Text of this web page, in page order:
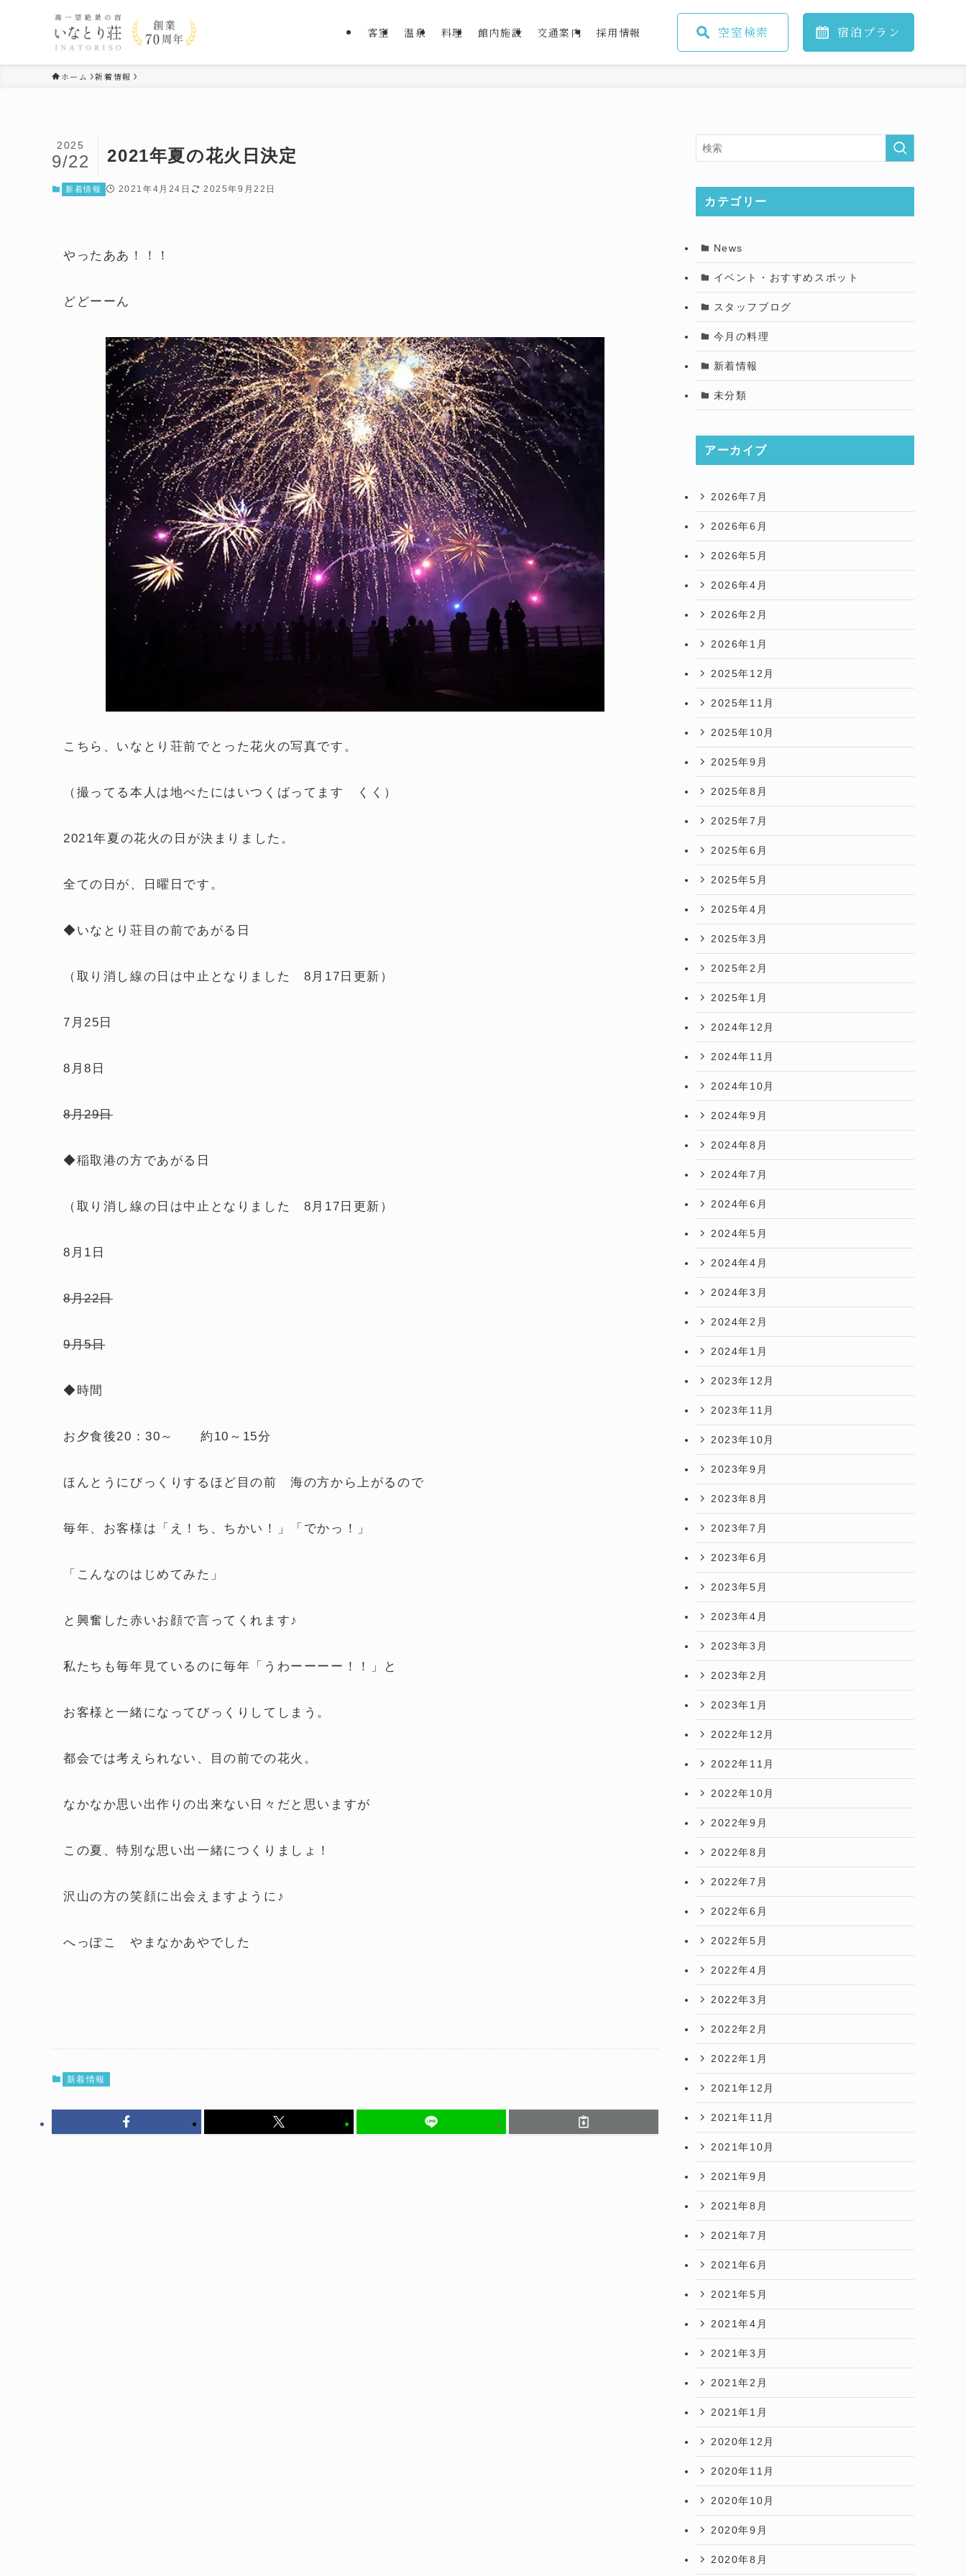
客室 温泉 料理 館内施設 交通案内 採用情報 空室検索 宿泊 プラン
ホーム 新着情報
2021年夏の花火日決定
2025
9/22
新着情報 2021年4月24日 2025年9月22日
やったああ！！！
どどーーん
こちら、いなとり荘前でとった花火の写真です。
（撮ってる本人は地べたにはいつくばってます くく）
2021年夏の花火の日が決まりました。
全ての日が、日曜日です。
◆いなとり荘目の前であがる日
（取り消し線の日は中止となりました 8月17日更新）
7月25日
8月8日
8月29日
◆稲取港の方であがる日
（取り消し線の日は中止となりました 8月17日更新）
8月1日
8月22日
9月5日
◆時間
お夕食後20：30～ 約10～15分
ほんとうにびっくりするほど目の前 海の方から上がるので
毎年、お客様は「え！ち、ちかい！」「でかっ！」
「こんなのはじめてみた」
と興奮した赤いお顔で言ってくれます♪
私たちも毎年見ているのに毎年「うわーーーー！！」と
お客様と一緒になってびっくりしてしまう。
都会では考えられない、目の前での花火。
なかなか思い出作りの出来ない日々だと思いますが
この夏、特別な思い出一緒につくりましょ！
沢山の方の笑顔に出会えますように♪
へっぽこ やまなかあやでした
新着情報
カテゴリー
News
イベント・おすすめスポット
スタッフブログ
今月の料理
新着情報
未分類
アーカイブ
2026年7月
2026年6月
2026年5月
2026年4月
2026年2月
2026年1月
2025年12月
2025年11月
2025年10月
2025年9月
2025年8月
2025年7月
2025年6月
2025年5月
2025年4月
2025年3月
2025年2月
2025年1月
2024年12月
2024年11月
2024年10月
2024年9月
2024年8月
2024年7月
2024年6月
2024年5月
2024年4月
2024年3月
2024年2月
2024年1月
2023年12月
2023年11月
2023年10月
2023年9月
2023年8月
2023年7月
2023年6月
2023年5月
2023年4月
2023年3月
2023年2月
2023年1月
2022年12月
2022年11月
2022年10月
2022年9月
2022年8月
2022年7月
2022年6月
2022年5月
2022年4月
2022年3月
2022年2月
2022年1月
2021年12月
2021年11月
2021年10月
2021年9月
2021年8月
2021年7月
2021年6月
2021年5月
2021年4月
2021年3月
2021年2月
2021年1月
2020年12月
2020年11月
2020年10月
2020年9月
2020年8月